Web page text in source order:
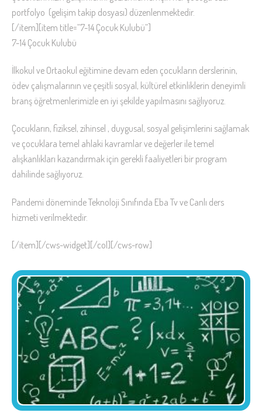
portfolyo (gelişim takip dosyası) düzenlenmektedir.
[/item][item title=”7-14 Çocuk Kulubü”]
7-14 Çocuk Kulubü
İlkokul ve Ortaokul eğitimine devam eden çocukların derslerinin,
ödev çalışmalarının ve çeşitli sosyal, kültürel etkinliklerin deneyimli
branş öğretmenlerimizle en iyi şekilde yapılmasını sağlıyoruz.
Çocukların, fiziksel, zihinsel , duygusal, sosyal gelişimlerini sağlamak
ve çocuklara temel ahlaki kavramlar ve değerler ile temel
alışkanlıkları kazandırmak için gerekli faaliyetleri bir program
dahilinde sağlıyoruz.
Pandemi döneminde Teknoloji Sınıfında Eba Tv ve Canlı ders
hizmeti verilmektedir.
[/item][/cws-widget][/col][/cws-row]